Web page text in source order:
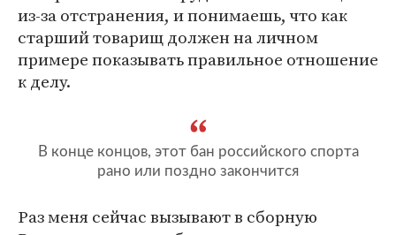
из-за отстранения, и понимаешь, что как
старший товарищ должен на личном
примере показывать правильное отношение
к делу.
В конце концов, этот бан российского спорта
рано или поздно закончится
Раз меня сейчас вызывают в сборную